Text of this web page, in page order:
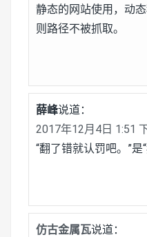
静态的网站使用，动
则路径不被抓取。
薛峰说道：
2017年12月4日 1:51
“翻了错就认罚吧。”是“
仿古金属瓦说道：